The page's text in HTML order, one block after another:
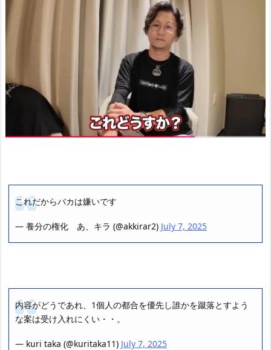
これだからバカは嫌いです
— 養分の権化 あ、キラ (@akkirar2) July 7, 2025
内容がどうであれ、1個人の都合を優先し誰かを蹴落とすよう
な案は受け入れにくい・・。
— kuri taka (@kuritaka11) July 7, 2025